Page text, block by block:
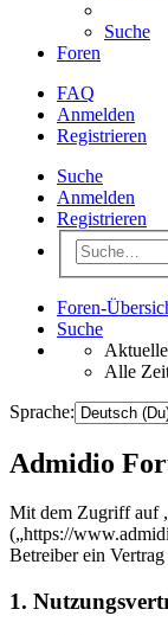
Suche
Foren
FAQ
Anmelden
Registrieren
Suche
Anmelden
Registrieren
Foren-
Suche
Alle
Sprache:
Admidio
Mit dem Zugriff auf
(„https://
Betreiber ein
1.